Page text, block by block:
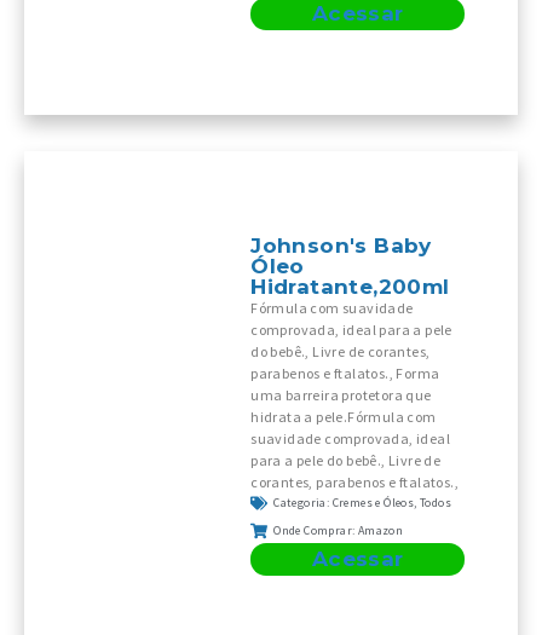
Acessar
Johnson's Baby
Óleo
Hidratante,200ml
Fórmula com suavidade
comprovada, ideal para a pele
do bebê., Livre de corantes,
parabenos e ftalatos., Forma
uma barreira protetora que
hidrata a pele.Fórmula com
suavidade comprovada, ideal
para a pele do bebê., Livre de
corantes, parabenos e ftalatos.,
Categoria: Cremes e Óleos,Todos
Onde Comprar: Amazon
Acessar